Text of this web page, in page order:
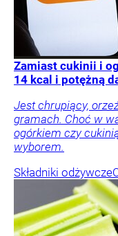
Zamiast cukinii i
14 kcal i potężną
Jest chrupiący,
gramach. Choć w
ogórkiem czy
wyborem.
Składniki odżywcze